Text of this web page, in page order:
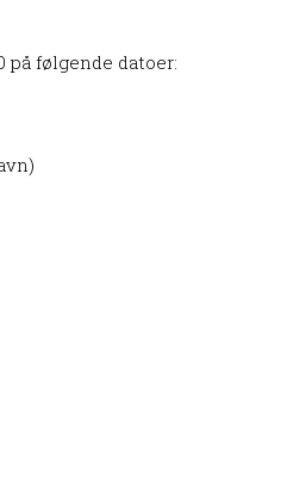
på følgende datoer: